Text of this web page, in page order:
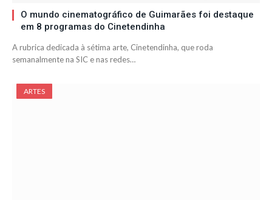
O mundo cinematográfico de Guimarães foi destaque
em 8 programas do Cinetendinha
A rubrica dedicada à sétima arte, Cinetendinha, que roda
semanalmente na SIC e nas redes…
ARTES